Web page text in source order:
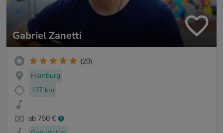
Gabriel Zanetti
(20)
Hamburg
137 km
ab 750 €